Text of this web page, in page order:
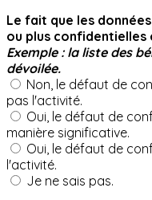
Le fait que les
ou plus confidentielles
Exemple : la liste des
dévoilée.
Non, le défaut de
pas l'activité.
Oui, le défaut de
manière significative.
Oui, le défaut de
l'activité.
Je ne sais pas.